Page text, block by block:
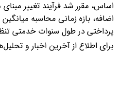
اساس، مقرر شد فرآیند تغییر
اضافه، بازه زمانی محاسبه
پرداختی در طول سنوات خدمتی
برای اطلاع از آخرین اخبار و